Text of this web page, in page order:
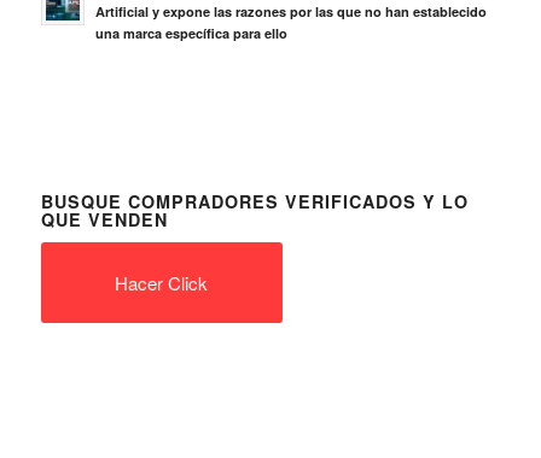
Artificial y expone las razones por las que no han establecido
una marca específica para ello
BUSQUE COMPRADORES VERIFICADOS Y LO
QUE VENDEN
Hacer Click